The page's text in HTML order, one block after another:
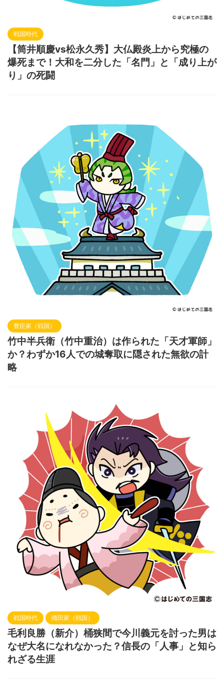
戦国時代
【筒井順慶vs松永久秀】大仏殿炎上から究極の
爆死まで！大和を二分した「名門」と「成り上が
り」の死闘
豊臣家（戦国）
竹中半兵衛（竹中重治）は作られた「天才軍師」
か？わずか16人での城奪取に隠された無欲の計
略
戦国時代 織田家（戦国）
毛利良勝（新介）桶狭間で今川義元を討った男は
なぜ大名になれなかった？信長の「人事」と知ら
れざる生涯